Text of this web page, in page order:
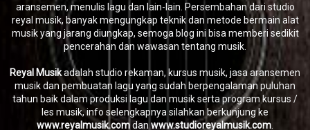
aransemen, menulis lagu dan lain-lain. Persembahan dari studio
reyal musik, banyak mengungkap teknik dan metode bermain alat
musik yang jarang diungkap, semoga blog ini bisa memberi sedikit
pencerahan dan wawasan tentang musik.
Reyal Musikadalah studio rekaman, kursus musik, jasa aransemen
musik dan pembuatan lagu yang sudah berpengalaman puluhan
tahun baik dalam produksi lagu dan musik serta program kursus /
les musik, info selengkapnya silahkan berkunjung ke
www.reyalmusik.comdanwww.studioreyalmusik.com